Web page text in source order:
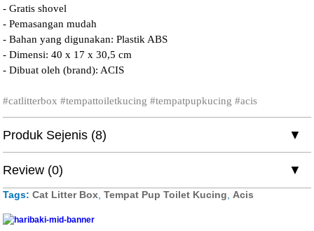
- Gratis shovel
- Pemasangan mudah
- Bahan yang digunakan: Plastik ABS
- Dimensi: 40 x 17 x 30,5 cm
- Dibuat oleh (brand): ACIS
#catlitterbox #tempattoiletkucing #tempatpupkucing #acis
Produk Sejenis (8)
Review (0)
Tags: Cat Litter Box ,Tempat Pup Toilet Kucing Acis